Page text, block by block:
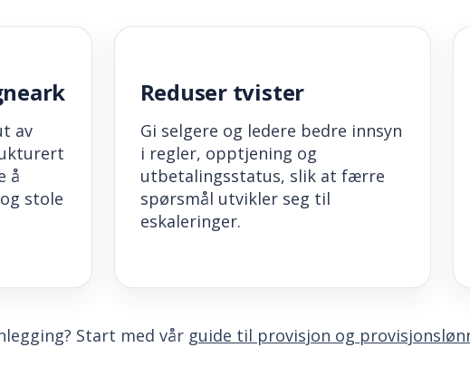
av
å
stole
Reduser tvister
Gi selgere og ledere bedre innsyn
i regler, opptjening og
utbetalingsstatus, slik at færre
spørsmål utvikler seg til
eskaleringer.
Start med vår guide til provisjon og